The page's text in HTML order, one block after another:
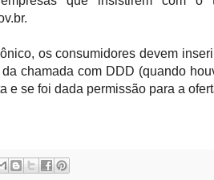
os consumidores devem
chamada com DDD (quando
e se foi dada permissão para a